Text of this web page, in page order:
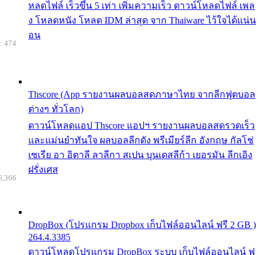
หลดไฟล์ เร็วขึ้น 5 เท่า เพิ่มความเร็ว ดาวน์โหลดไฟล์ เพล
ง โหลดหนัง โหลด IDM ล่าสุด จาก Thaiware ไว้ใจได้แน่น
อน
Thscore (App รายงานผลบอลสดภาษาไทย จากลีกฟุตบอล
ต่างๆ ทั่วโลก)
ดาวน์โหลดแอป Thscore แอปฯ รายงานผลบอลสดรวดเร็ว
และแม่นยำทันใจ ผลบอลลีกดัง พรีเมียร์ลีก อังกฤษ กัลโช่
เซเรีย อา อิตาลี ลาลีกา สเปน บุนเดสลีก้า เยอรมัน ลีกเอิง
ฝรั่งเศส
474
DropBox (โปรแกรม Dropbox เก็บไฟล์ออนไลน์ ฟรี 2 GB )
264.4.3385
ดาวน์โหลดโปรแกรม DropBox ระบบ เก็บไฟล์ออนไลน์ ฟ